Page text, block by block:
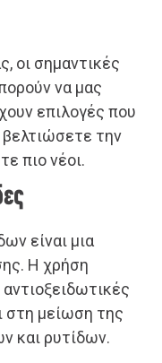
οι σημαντικές
να μας
επιλογές που
βελτιώσετε την
πιο νέοι.
είναι μια
Η χρήση
στη μείωση της
και ρυτίδων.